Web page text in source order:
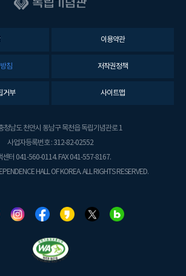
이용약관
침 저작권정책
거부 사이트맵
청남도 천안시 동남구 목천읍 독립기념관로 1
사업자등록번호 : 312-82-02552
센터 041-560-0114. FAX 041-557-8167.
HALL OF KOREA. ALL RIGHTS RESERVED.